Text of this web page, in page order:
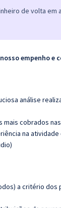
de volta em
empenho e
análise
cobrados
na
a critério dos